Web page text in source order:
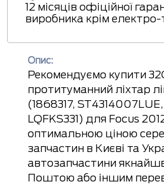
12 місяців офіційної
виробника крім електро-
Опис:
Рекомендуємо купити
протитуманний ліхтар
(1868317, ST4314007LUE,
LQFKS331) для Focus
оптимальною ціною
запчастин в Києві та
автозапчастини
Поштою або іншим